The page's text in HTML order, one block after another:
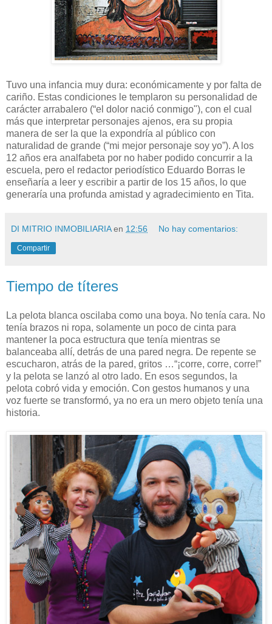
Tuvo una infancia muy dura: económicamente y por falta de
cariño. Estas condiciones le templaron su personalidad de
carácter arrabalero (“el dolor nació conmigo"), con el cual
más que interpretar personajes ajenos, era su propia
manera de ser la que la expondría al público con
naturalidad de grande (“mi mejor personaje soy yo”). A los
12 años era analfabeta por no haber podido concurrir a la
escuela, pero el redactor periodístico Eduardo Borras le
enseñaría a leer y escribir a partir de los 15 años, lo que
generaría una profunda amistad y agradecimiento en Tita.
DI MITRIO INMOBILIARIA en 12:56 No hay comentarios:
Compartir
Tiempo de títeres
La pelota blanca oscilaba como una boya. No tenía cara. No
tenía brazos ni ropa, solamente un poco de cinta para
mantener la poca estructura que tenía mientras se
balanceaba allí, detrás de una pared negra. De repente se
escucharon, atrás de la pared, gritos …“¡corre, corre, corre!”
y la pelota se lanzó al otro lado. En esos segundos, la
pelota cobró vida y emoción. Con gestos humanos y una
voz fuerte se transformó, ya no era un mero objeto tenía una
historia.